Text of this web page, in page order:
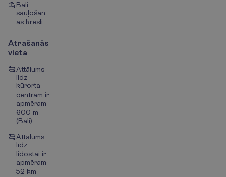
Bali
sauļošan
ās krēsli
Atrašanās
vieta
Attālums
līdz
kūrorta
centram ir
apmēram
600 m
(Bali)
Attālums
līdz
lidostai ir
apmēram
52 km